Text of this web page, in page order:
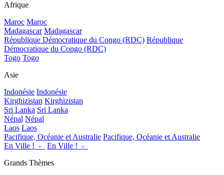
Afrique
Maroc Maroc
Madagascar Madagascar
République Démocratique du Congo (RDC) République
Démocratique du Congo (RDC)
Togo Togo
Asie
Indonésie Indonésie
Kirghizistan Kirghizistan
Sri Lanka Sri Lanka
Népal Népal
Laos Laos
Pacifique, Océanie et Australie Pacifique, Océanie et Australie
En Ville !_-_
En Ville !_-_
Grands Thèmes